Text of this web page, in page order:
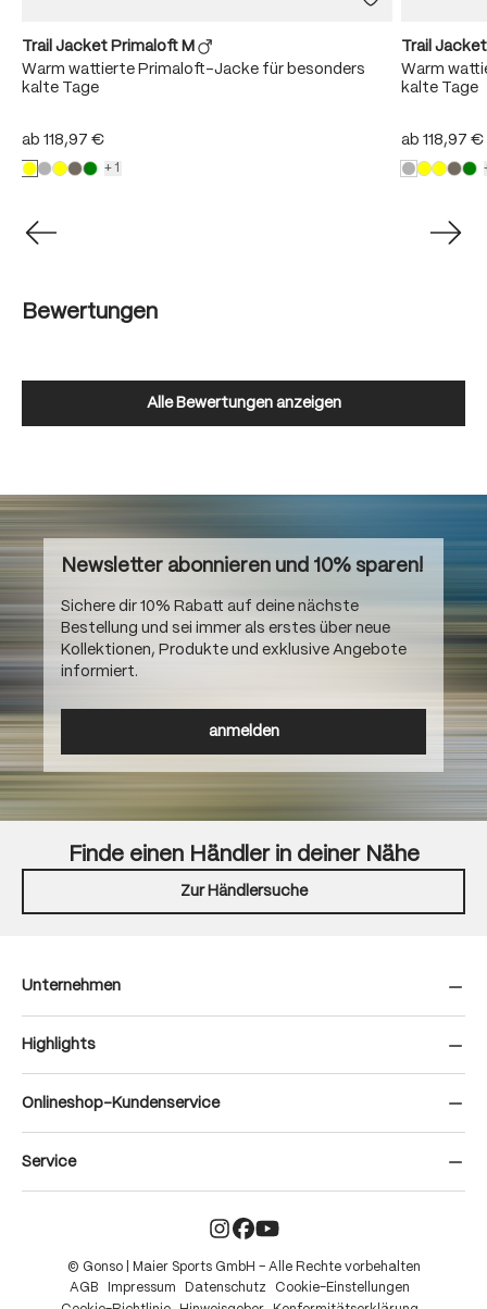
+1
Trail Jacket Primaloft M
Warm wattierte Primaloft-Jacke für besonders
kalte Tage
ab 118,97 €
Trail
Warm
kalte Tage
ab 118,97 €
Bewertungen
Alle Bewertungen anzeigen
Newsletter abonnieren und 10% sparen!
Sichere dir 10% Rabatt auf deine nächste
Bestellung und sei immer als erstes über neue
Kollektionen, Produkte und exklusive Angebote
informiert.
anmelden
Finde einen Händler in deiner Nähe
Zur Händlersuche
Unternehmen
Highlights
Onlineshop-Kundenservice
Service
© Gonso | Maier Sports GmbH – Alle Rechte vorbehalten
AGB
Impressum Datenschutz
Cookie-Einstellungen